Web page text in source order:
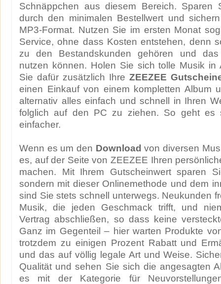
Schnäppchen aus diesem Bereich. Sparen
durch den minimalen Bestellwert und
MP3-Format. Nutzen Sie im ersten Monat
Service, ohne dass Kosten entstehen, denn
zu den Bestandskunden gehören und das
nutzen können. Holen Sie sich tolle Musik in
Sie dafür zusätzlich Ihre ZEEZEE
einen Einkauf von einem kompletten Album
alternativ alles einfach und schnell in Ihren
folglich auf den PC zu ziehen. So geht es
einfacher.
Wenn es um den Download von diversen
es, auf der Seite von ZEEZEE Ihren
machen. Mit Ihrem Gutscheinwert sparen
sondern mit dieser Onlinemethode und dem
sind Sie stets schnell unterwegs. Neukunden
Musik, die jeden Geschmack trifft, und
Vertrag abschließen, so dass keine
Ganz im Gegenteil – hier warten Produkte
trotzdem zu einigen Prozent Rabatt und
und das auf völlig legale Art und Weise.
Qualität und sehen Sie sich die angesagten
es mit der Kategorie für